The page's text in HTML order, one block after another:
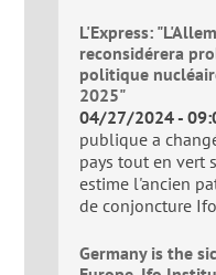
L'Express:
reconsidérera
politique
2025"
04/27/2024 -
publique a
pays tout en vert
estime l'ancien
de conjoncture
Germany is the